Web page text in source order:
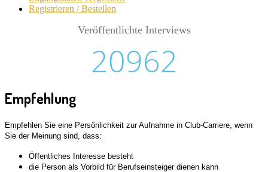
Registrieren / Bestellen
Veröffentlichte Interviews
20962
Empfehlung
Empfehlen Sie eine Persönlichkeit zur Aufnahme in Club-Carriere, wenn
Sie der Meinung sind, dass:
Öffentliches Interesse besteht
die Person als Vorbild für Berufseinsteiger dienen kann